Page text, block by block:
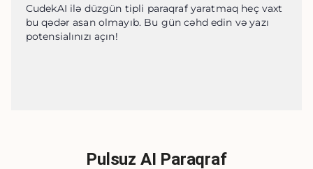
CudekAI ilə düzgün tipli paraqraf yaratmaq heç vaxt
bu qədər asan olmayıb. Bu gün cəhd edin və yazı
potensialınızı açın!
Pulsuz AI Paraqraf